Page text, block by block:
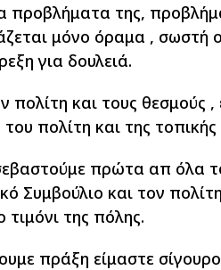
προβλήματα της,
μόνο όραμα , σωστή
για δουλειά.
και τους θεσμούς ,
του πολίτη και της
πρώτα απ όλα
Συμβούλιο και τον
τιμόνι της πόλης.
πράξη είμαστε